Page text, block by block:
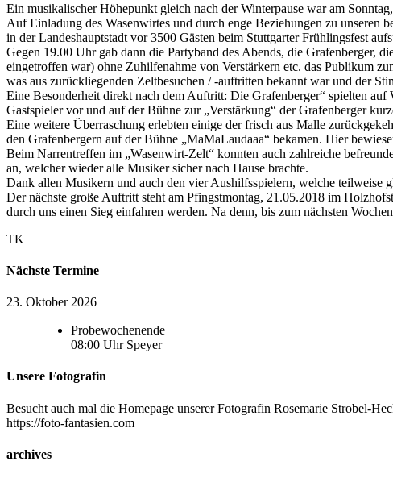
Ein musikalischer Höhepunkt gleich nach der Winterpause war am
Auf Einladung des Wasenwirtes und durch enge Beziehungen zu
in der Landeshauptstadt vor 3500 Gästen beim Stuttgarter Frühlingsfest
Gegen 19.00 Uhr gab dann die Partyband des Abends, die
eingetroffen war) ohne Zuhilfenahme von Verstärkern etc. das Publikum
was aus zurückliegenden Zeltbesuchen / -auftritten bekannt war und der
Eine Besonderheit direkt nach dem Auftritt: Die Grafenberger“ spielten
Gastspieler vor und auf der Bühne zur „Verstärkung“ der Grafenberger
Eine weitere Überraschung erlebten einige der frisch aus Malle
den Grafenbergern auf der Bühne „MaMaLaudaaa“ bekamen. Hier
Beim Narrentreffen im „Wasenwirt-Zelt“ konnten auch zahlreiche
an, welcher wieder alle Musiker sicher nach Hause brachte.
Dank allen Musikern und auch den vier Aushilfsspielern, welche teilweise
Der nächste große Auftritt steht am Pfingstmontag, 21.05.2018 im
durch uns einen Sieg einfahren werden. Na denn, bis zum nächsten
TK
Nächste Termine
23. Oktober 2026
Probewochenende
08:00 Uhr Speyer
Unsere Fotografin
Besucht auch mal die Homepage unserer Fotografin Rosemarie Strobel-
https://foto-fantasien.com
archives